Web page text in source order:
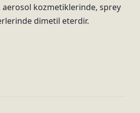
aerosol kozmetiklerinde, sprey
dimetil eterdir.